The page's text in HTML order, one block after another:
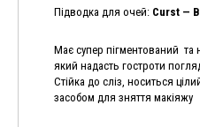
Підводка для очей: Curst —
Має супер пігментований та
який надасть гостроти
Стійка до сліз, носиться
засобом для зняття макіяжу